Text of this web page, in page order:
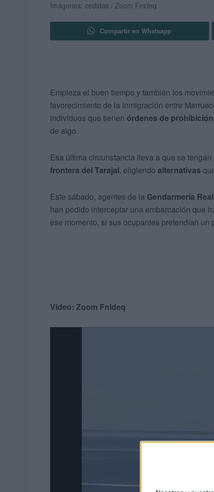
Imágenes: cedidas / Zoom Fnideq
Compartir en Whatsapp
Empieza el buen tiempo y también los
favorecimiento de la inmigración entre
individuos que tienen órdenes de prohibición
de algo.
Esa última circunstancia lleva a que se
frontera del Tarajal, eligiendo alternativas
Este sábado, agentes de la Gendarmería
han podido interceptar una embarcación que
ese momento, si sus ocupantes pretendían un
Vídeo: Zoom Fnideq